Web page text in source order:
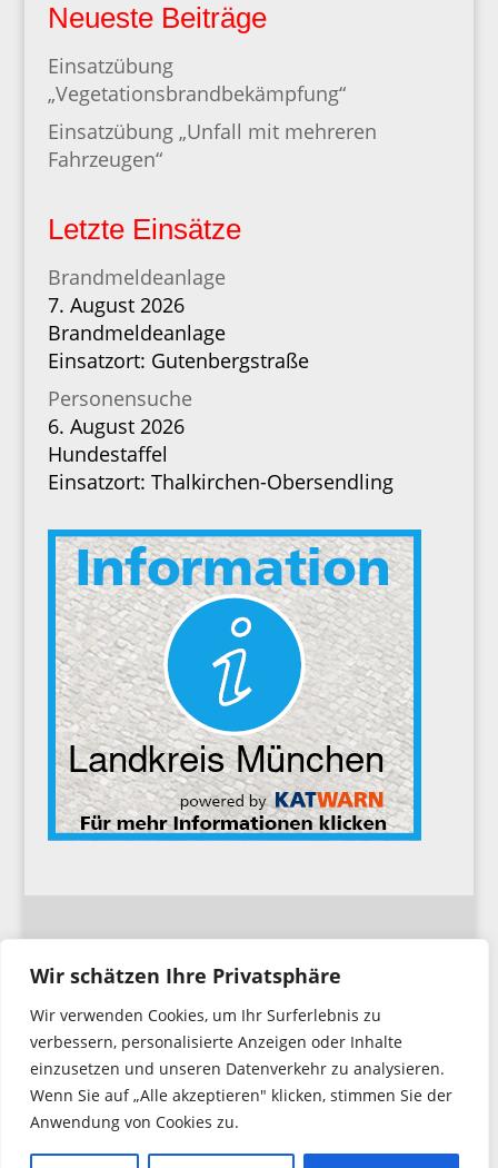
Wir schätzen Ihre Privatsphäre
Wir verwenden Cookies, um Ihr Surferlebnis zu
verbessern, personalisierte Anzeigen oder Inhalte
einzusetzen und unseren Datenverkehr zu analysieren.
Wenn Sie auf „Alle akzeptieren" klicken, stimmen Sie der
Anwendung von Cookies zu.
Neueste Beiträge
Einsatzübung
„Vegetationsbrandbekämpfung“
Einsatzübung „Unfall mit mehreren
Fahrzeugen“
Letzte Einsätze
Brandmeldeanlage
7. August 2026
Brandmeldeanlage
Einsatzort: Gutenbergstraße
Personensuche
6. August 2026
Hundestaffel
Einsatzort: Thalkirchen-Obersendling
Impressum
Datenschutzerklärung
Copyright © 2026. Feuerwehr Hochbrück